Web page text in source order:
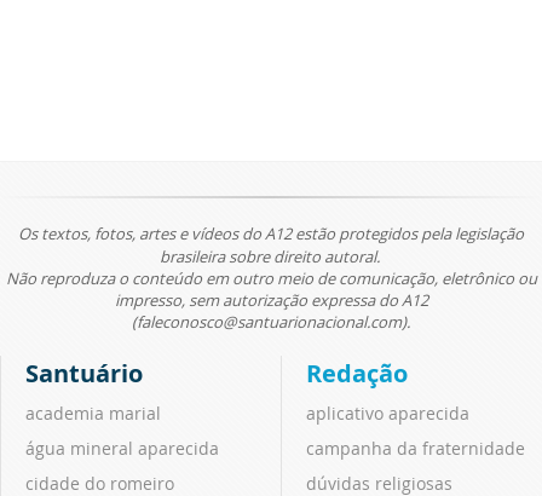
Os textos, fotos, artes e vídeos do A12 estão protegidos pela legislação
brasileira sobre direito autoral.
Não reproduza o conteúdo em outro meio de comunicação, eletrônico ou
impresso, sem autorização expressa do A12
(faleconosco@santuarionacional.com).
Santuário
academia marial
água mineral aparecida
cidade do romeiro
Redação
aplicativo aparecida
campanha da fraternidade
dúvidas religiosas